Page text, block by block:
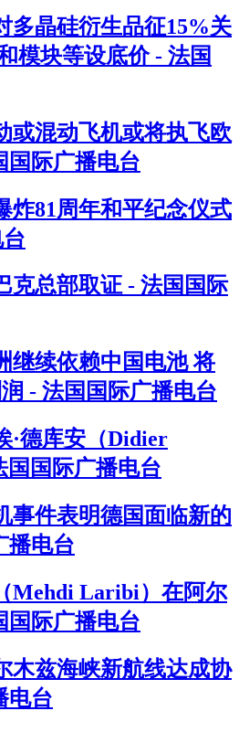
多晶硅衍生品征15%关
模块等设底价 - 法国
或混动飞机或将执飞欧
国际广播电台
炸81周年和平纪念仪式
克总部取证 - 法国国际
继续依赖中国电池 将
- 法国国际广播电台
·德库安（Didier
国国际广播电台
事件表明德国面临新的
播电台
Mehdi Laribi）在阿尔
国际广播电台
木兹海峡新航线达成协
电台